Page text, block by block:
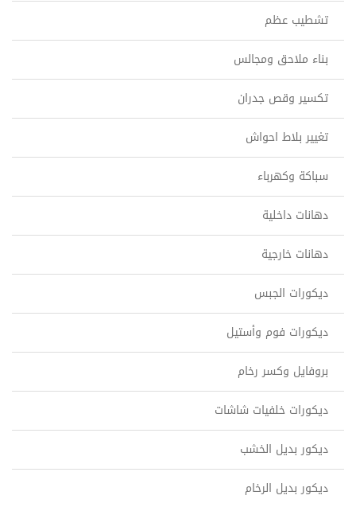
تشطيب عظم
بناء ملاحق ومجالس
تكسير وقص جدران
تغيير بلاط احواش
سباكة وكهرباء
دهانات داخلية
دهانات خارجية
ديكورات الجبس
ديكورات فوم وأستيل
بروفايل وكسر رخام
ديكورات خلفيات شاشات
ديكور بديل الخشب
ديكور بديل الرخام